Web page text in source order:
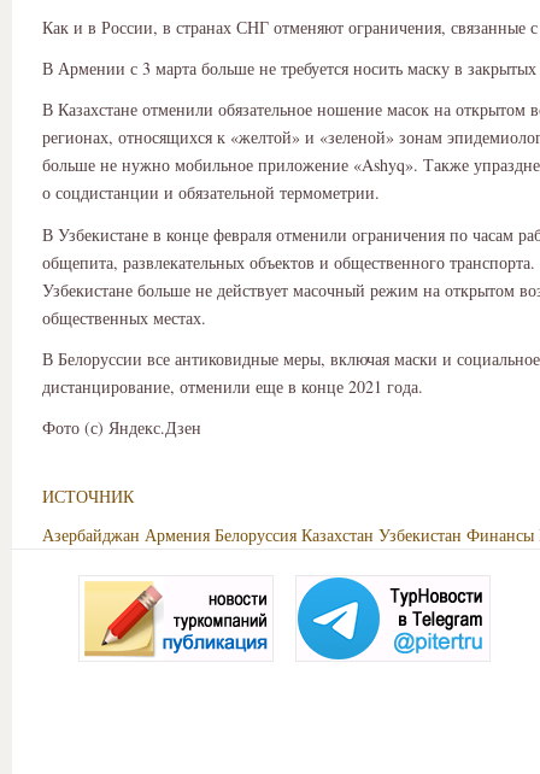
Как и в России, в странах СНГ отменяют ограничения, связанные
В Армении с 3 марта больше не требуется носить маску в
В Казахстане отменили обязательное ношение масок на открытом
регионах, относящихся к «желтой» и «зеленой» зонам
больше не нужно мобильное приложение «Ashyq». Также
о соцдистанции и обязательной термометрии.
В Узбекистане в конце февраля отменили ограничения по часам
общепита, развлекательных объектов и общественного
Узбекистане больше не действует масочный режим на открытом
общественных местах.
В Белоруссии все антиковидные меры, включая маски и социальное
дистанцирование, отменили еще в конце 2021 года.
Фото (с) Яндекс.Дзен
ИСТОЧНИК
Азербайджан Армения Белоруссия Казахстан Узбекистан Финансы